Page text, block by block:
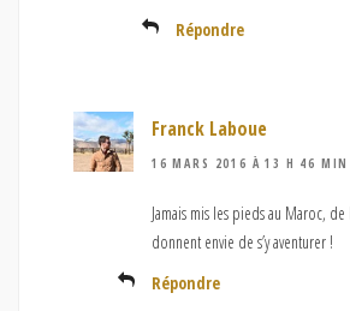
Répondre
Franck Laboue
16 MARS 2016 À 13 H 46 MIN
Jamais mis les pieds au Maroc,
donnent envie de s’y aventurer !
Répondre